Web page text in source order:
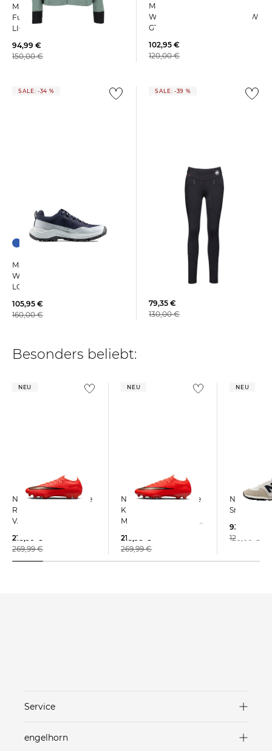
Mammut | Damen
Funktionsjacke SHUKAN
LIGHT ML
94,99 €
150,00 €
Mammut | Damen
Wanderschuhe GIRUN II LOW
GTX
102,95 €
120,00 €
SALE: -34 %
Mammut | Damen
Wanderschuhe SERTIG III
LOW GTX
105,95 €
160,00 €
SALE: -39 %
Bergsport-Tights AENERGY
LIGHT TIGHTS WOMEN
79,35 €
130,00 €
Besonders beliebt:
NEU
Nike | Fußballschuhe
Rasen MERCURIAL
VAPOR 17 ELITE
215,99 €
269,99 €
NEU
Nike | Fußballschuhe
Kunstrasen
MERCURIAL VAPOR 17
215,99 €
269,99 €
NEU
New
Sneaker
93,35 €
120,00 €
Service
engelhorn